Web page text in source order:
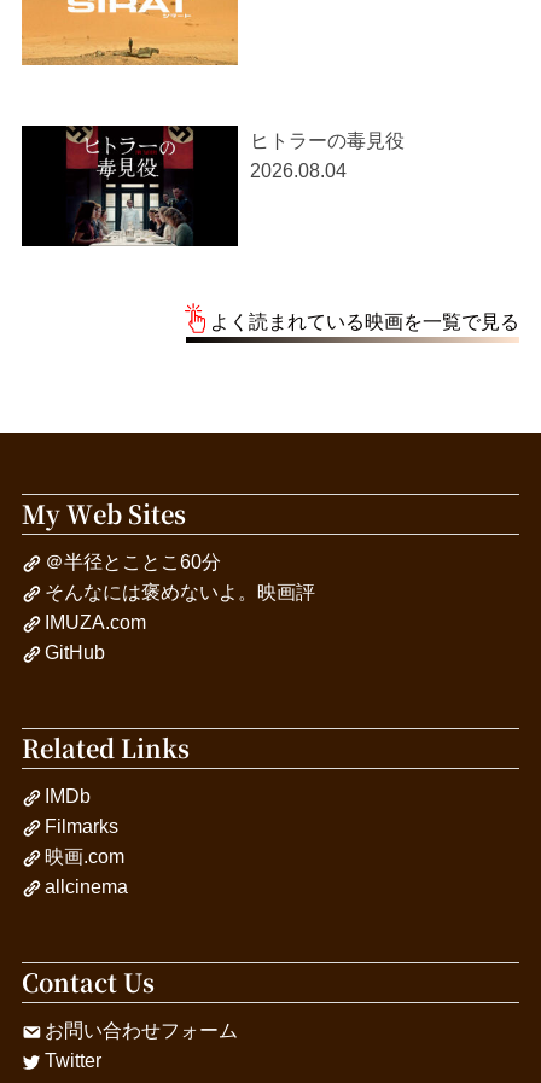
ヒトラーの毒見役
2026.08.04
よく読まれている映画を一覧で見る
My Web Sites
＠半径とことこ60分
そんなには褒めないよ。映画評
IMUZA.com
GitHub
Related Links
IMDb
Filmarks
映画.com
allcinema
Contact Us
お問い合わせフォーム
Twitter